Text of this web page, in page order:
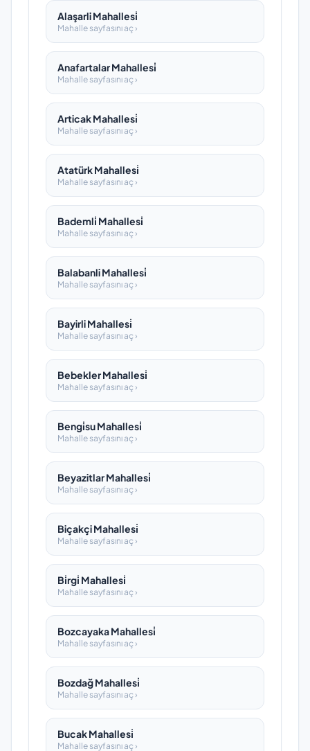
Alaşarli Mahallesi̇
Mahalle sayfasını aç ›
Anafartalar Mahallesi̇
Mahalle sayfasını aç ›
Articak Mahallesi̇
Mahalle sayfasını aç ›
Atatürk Mahallesi̇
Mahalle sayfasını aç ›
Bademli̇ Mahallesi̇
Mahalle sayfasını aç ›
Balabanli Mahallesi̇
Mahalle sayfasını aç ›
Bayirli Mahallesi̇
Mahalle sayfasını aç ›
Bebekler Mahallesi̇
Mahalle sayfasını aç ›
Bengi̇su Mahallesi̇
Mahalle sayfasını aç ›
Beyazitlar Mahallesi̇
Mahalle sayfasını aç ›
Biçakçi Mahallesi̇
Mahalle sayfasını aç ›
Bi̇rgi̇ Mahallesi̇
Mahalle sayfasını aç ›
Bozcayaka Mahallesi̇
Mahalle sayfasını aç ›
Bozdağ Mahallesi̇
Mahalle sayfasını aç ›
Bucak Mahallesi̇
Mahalle sayfasını aç ›